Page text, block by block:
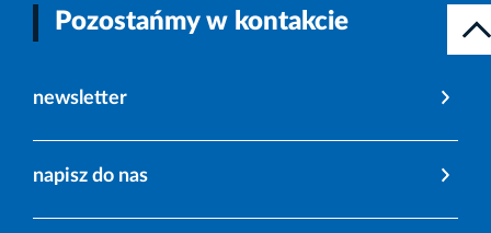
Pozostańmy w kontakcie
newsletter
napisz do nas